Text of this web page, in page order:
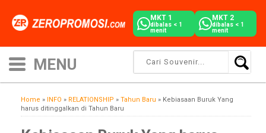
MKT 1
dibalas < 1
menit
MKT 2
dibalas < 1
menit
Home » INFO » RELATIONSHIP » Tahun Baru » Kebiasaan Buruk Yang
harus ditinggalkan di Tahun Baru